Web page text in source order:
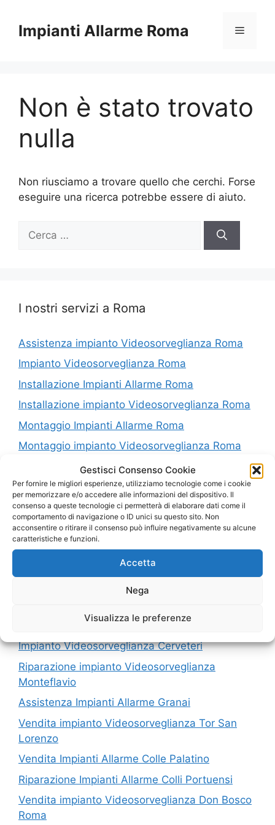
Gestisci Consenso Cookie
Per fornire le migliori esperienze, utilizziamo tecnologie come i cookie
per memorizzare e/o accedere alle informazioni del dispositivo. Il
consenso a queste tecnologie ci permetterà di elaborare dati come il
comportamento di navigazione o ID unici su questo sito. Non
acconsentire o ritirare il consenso può influire negativamente su alcune
caratteristiche e funzioni.
Accetta
Nega
Visualizza le preferenze
contenuto
Impianti Allarme Roma Menu
Non è stato trovato
nulla
Non riusciamo a trovare quello che cerchi. Forse
eseguire una ricerca potrebbe essere di aiuto.
per:
I nostri servizi a Roma
Assistenza impianto Videosorveglianza Roma
Impianto Videosorveglianza Roma
Installazione Impianti Allarme Roma
Installazione impianto Videosorveglianza Roma
Montaggio Impianti Allarme Roma
Montaggio impianto Videosorveglianza Roma
Riparazione Impianti Allarme Roma
Riparazione impianto Videosorveglianza Roma
Vendita Impianti Allarme Roma
Vendita impianto Videosorveglianza Roma
I nostri servizi in Provincia di Roma
Impianti Allarme Roma Fiano Romano
Impianto Videosorveglianza Cerveteri
Riparazione impianto Videosorveglianza
Monteflavio
Assistenza Impianti Allarme Granai
Vendita impianto Videosorveglianza Tor San
Lorenzo
Vendita Impianti Allarme Colle Palatino
Riparazione Impianti Allarme Colli Portuensi
Vendita impianto Videosorveglianza Don Bosco
Roma